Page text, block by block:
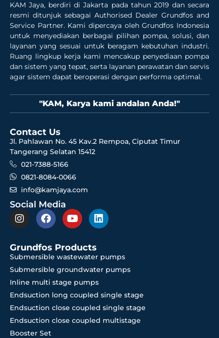
KAM Jaya, berdiri di Jakarta pada tahun 2019 dan secara
resmi ditunjuk sebagai Authorised Dealer Grundfos and
Service Partner. Kami dipercaya oleh Grundfos Indonesia
untuk menyediakan berbagai pilihan pompa, solusi, dan
layanan yang sesuai untuk beragam kebutuhan industri.
Ruang lingkup kerja kami mencakup penyediaan pompa
dan sistem yang tepat, serta layanan perawatan dan servis
agar sistem dapat beroperasi dengan performa optimal.
"KAM, Karya kami andalan Anda!"
Contact Us
Jl. Pahlawan No. 45 Kav.2 Rempoa, Ciputat Timur
Tangerang Selatan 15412
021-7388-5166
0821-8084-0066
info@kamjaya.com
Social Media
Grundfos Products
Submersible wastewater pumps
Submersible groundwater pumps
Inline multi stage pumps
Endsuction long coupled single stage
Endsuction close coupled single stage
Endsuction close coupled multistage
Booster Set